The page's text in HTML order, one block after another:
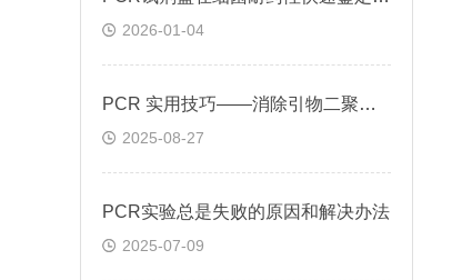
2026-01-04
PCR 实用技巧——消除引物二聚体的方法
2025-08-27
PCR实验总是失败的原因和解决办法
2025-07-09